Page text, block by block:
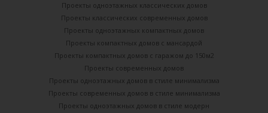
Проекты одноэтажных классических домов
Проекты классических современных домов
Проекты одноэтажных компактных домов
Проекты компактных домов с мансардой
Проекты компактных домов с гаражом до 150м2
Проекты современных домов
Проекты одноэтажных домов в стиле минимализма
Проекты современных домов в стиле минимализма
Проекты одноэтажных домов в стиле модерн